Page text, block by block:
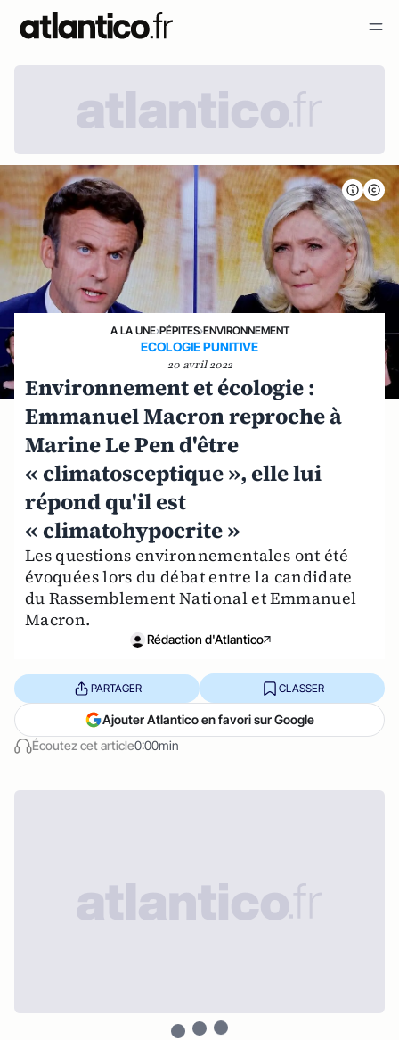
A LA UNE›PÉPITES›ENVIRONNEMENT
ECOLOGIE PUNITIVE
20 avril 2022
Environnement et écologie :
Emmanuel Macron reproche à
Marine Le Pen d'être
« climatosceptique », elle lui
répond qu'il est
« climatohypocrite »
Les questions environnementales ont été
évoquées lors du débat entre la candidate
du Rassemblement National et Emmanuel
Macron.
Rédaction d'Atlantico
Écoutez cet article0:00min
PARTAGER CLASSER
Ajouter Atlantico en favori sur Google